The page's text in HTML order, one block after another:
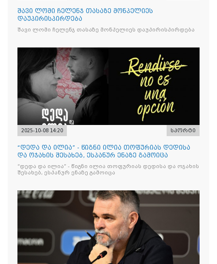
შავი ლომი ჩელენჯ თასაზე მონპელიეს
დაუპირისპირდება
შავი ლომი ჩელენჯ თასაზე მონპელიეს დაუპირისპირდება
2025-10-08 14:20 სპორტი
“დედა და ილია” - წიგნი ილია თოფურიას დედისა
და ოჯახის შესახებ, ესპანურ ენაზე გამოიცა
“დედა და ილია” - წიგნი ილია თოფურიას დედისა და ოჯახის
შესახებ, ესპანურ ენაზე გამოიცა